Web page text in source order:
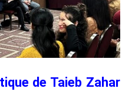
de Taieb Zahar